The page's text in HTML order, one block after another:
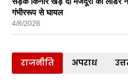
गंभीररूप से घायल
4/8/2026
राजनीति अपराध